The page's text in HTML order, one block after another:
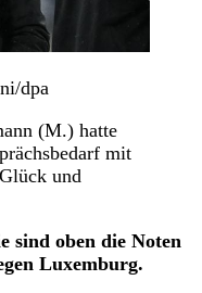
dpa
(M.) hatte
mit
und
sind oben die Noten
Luxemburg.